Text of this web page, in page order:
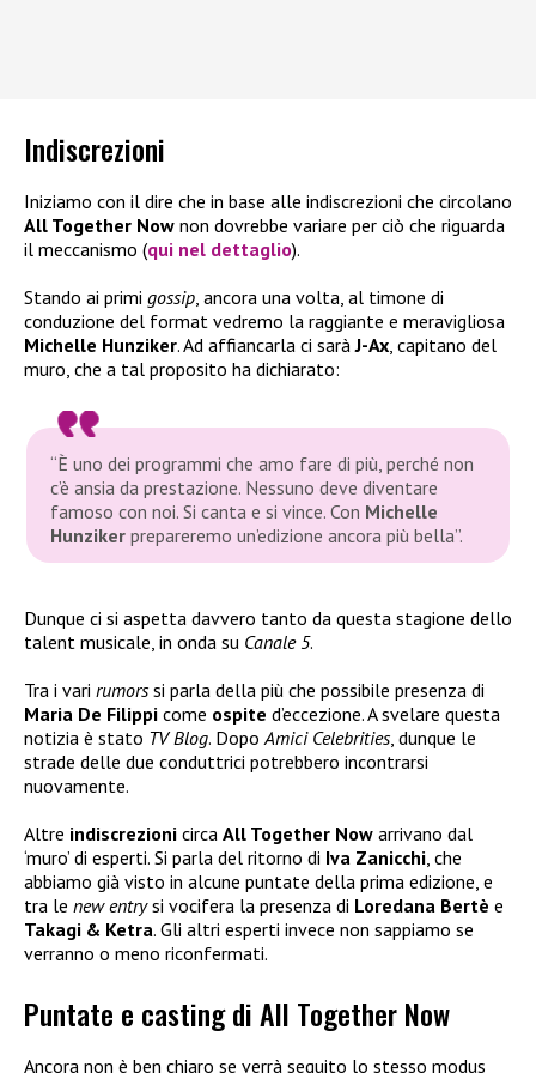
Indiscrezioni
Iniziamo con il dire che in base alle indiscrezioni che circolano
All Together Now non dovrebbe variare per ciò che riguarda
il meccanismo (qui nel dettaglio).
Stando ai primi gossip , ancora una volta, al timone di
conduzione del format vedremo la raggiante e meravigliosa
Michelle Hunziker. Ad affiancarla ci saràJ-Ax , capitano del
muro, che a tal proposito ha dichiarato:
“È uno dei programmi che amo fare di più, perché non
c’è ansia da prestazione. Nessuno deve diventare
famoso con noi. Si canta e si vince. Con Michelle
Hunzikerprepareremo un’edizione ancora più bella”.
Dunque ci si aspetta davvero tanto da questa stagione dello
talent musicale, in onda su Canale 5.
Tra i vari rumorssi parla della più che possibile presenza di
Maria De Filippi come ospite d’eccezione. A svelare questa
notizia è stato TV Blog. DopoAmici Celebrities, dunque le
strade delle due conduttrici potrebbero incontrarsi
nuovamente.
Altre indiscrezioni circa All Together Now arrivano dal
‘muro’ di esperti. Si parla del ritorno di Iva Zanicchi, che
abbiamo già visto in alcune puntate della prima edizione, e
tra le new entrysi vocifera la presenza di Loredana Bertè e
Takagi & Ketra. Gli altri esperti invece non sappiamo se
verranno o meno riconfermati.
Puntate e casting di All Together Now
Ancora non è ben chiaro se verrà seguito lo stesso modus